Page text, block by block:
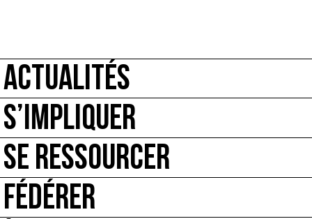
ACTUALITÉS
S’IMPLIQUER
SE RESSOURCER
FÉDÉRER